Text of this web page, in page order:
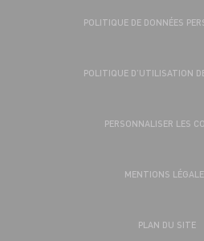
POLITIQUE DE DONNÉES
POLITIQUE D’UTILISATION
PERSONNALISER LES
MENTIONS
PLAN DU SITE